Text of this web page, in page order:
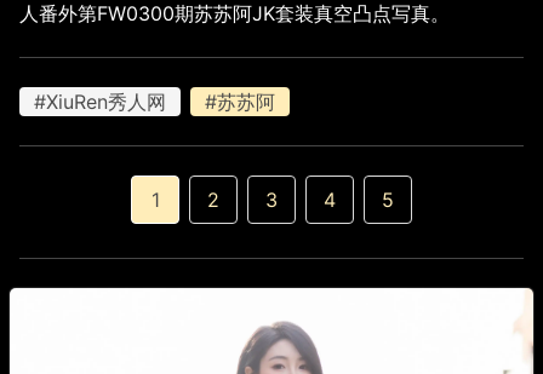
人番外第FW0300期苏苏阿JK套装真空凸点写真。
#XiuRen秀人网 #苏苏阿
1 2 3 4 5